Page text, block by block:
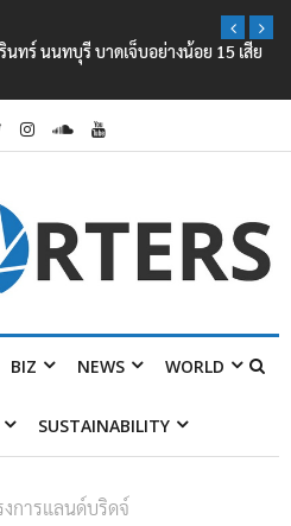
นทร์ นนทบุรี บาดเจ็บอย่างน้อย 15 เสีย
BIZ NEWS WORLD
SUSTAINABILITY
การแลนด์บริดจ์